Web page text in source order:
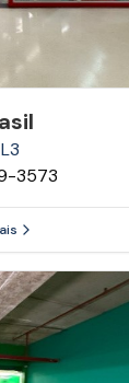
L3
3573